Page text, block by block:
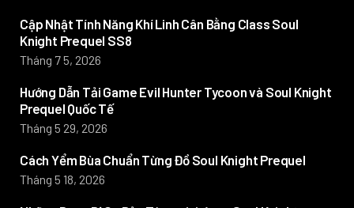
Cập Nhật Tính Năng Khí Linh Cân Bằng Class Soul
Knight Prequel SS8
Tháng 7 5, 2026
Hướng Dẫn Tải Game Evil Hunter Tycoon và Soul Knight
Prequel Quốc Tế
Tháng 5 29, 2026
Cách Yểm Bùa Chuẩn Từng Đồ Soul Knight Prequel
Tháng 5 18, 2026